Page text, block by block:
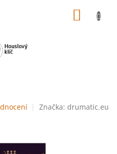
Značka: drumatic.eu